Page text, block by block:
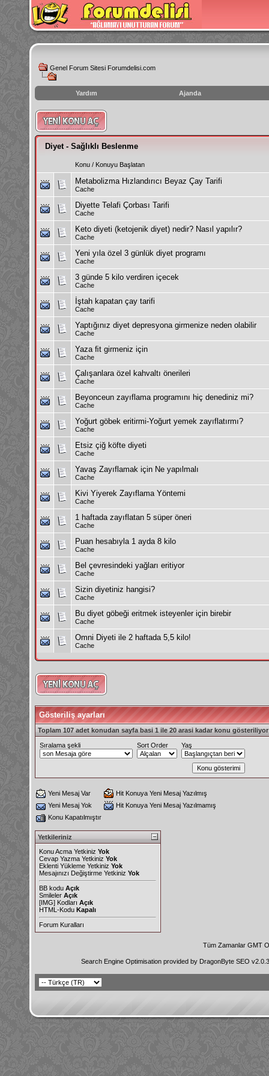
Genel Forum Sitesi Forumdelisi.com
Yardım Ajanda
instagram
izlenme
hilesi
Diyet - Sağlıklı Beslenme
Konu / Konuyu Başlatan
Metabolizma Hızlandırıcı Beyaz Çay Tarifi
Cache
Diyette Telafi Çorbası Tarifi
Cache
Keto diyeti (ketojenik diyet) nedir? Nasıl yapılır?
Cache
Yeni yıla özel 3 günlük diyet programı
Cache
3 günde 5 kilo verdiren içecek
Cache
İştah kapatan çay tarifi
Cache
Yaptığınız diyet depresyona girmenize neden olabilir
Cache
Yaza ﬁt girmeniz için
Cache
Çalışanlara özel kahvaltı önerileri
Cache
Beyonceun zayıflama programını hiç denediniz mi?
Cache
Yoğurt göbek eritirmi-Yoğurt yemek zayıflatırmı?
Cache
Etsiz çiğ köfte diyeti
Cache
Yavaş Zayıflamak için Ne yapılmalı
Cache
Kivi Yiyerek Zayıflama Yöntemi
Cache
1 haftada zayıflatan 5 süper öneri
Cache
Puan hesabıyla 1 ayda 8 kilo
Cache
Bel çevresindeki yağları eritiyor
Cache
Sizin diyetiniz hangisi?
Cache
Bu diyet göbeği eritmek isteyenler için birebir
Cache
Omni Diyeti ile 2 haftada 5,5 kilo!
Cache
Gösteriliş ayarları
Toplam 107 adet konudan sayfa basi 1 ile 20 arasi kadar konu gösteriliyor
Sıralama şekli Sort Order Yaş
Yeni Mesaj Var
Hit Konuya Yeni Mesaj Yazılmış
Yeni Mesaj Yok
Hit Konuya Yeni Mesaj Yazılmamış
Konu Kapatılmıştır
Yetkileriniz
Konu Acma Yetkiniz Yok
Cevap Yazma Yetkiniz Yok
Eklenti Yükleme Yetkiniz Yok
Mesajınızı Değiştirme Yetkiniz Yok
BB kodu Açık
Smileler Açık
[IMG] Kodları Açık
HTML-Kodu Kapalı
Forum Kuralları
Tüm Zamanlar GMT
Search Engine Optimisation provided by DragonByte SEO